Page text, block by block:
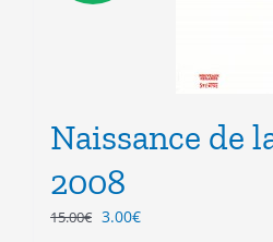
Naissance de
2008
15.00€ Le
3.00€Le